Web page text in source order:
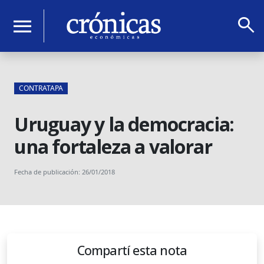
menu search
CONTRATAPA
Uruguay y la democracia:
una fortaleza a valorar
Fecha de publicación: 26/01/2018
Compartí esta nota